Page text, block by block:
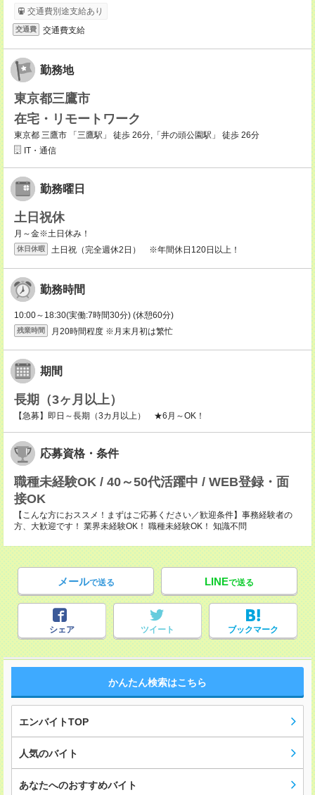
交通費別途支給あり
交通費 交通費支給
勤務地
東京都三鷹市
在宅・リモートワーク
東京都 三鷹市 「三鷹駅」 徒歩 26分,「井の頭公園駅」 徒歩 26分
IT・通信
勤務曜日
土日祝休
月～金※土日休み！
休日休暇 土日祝（完全週休2日） ※年間休日120日以上！
勤務時間
10:00～18:30(実働:7時間30分) (休憩60分)
残業時間 月20時間程度 ※月末月初は繁忙
期間
長期（3ヶ月以上）
【急募】即日～長期（3カ月以上） ★6月～OK！
応募資格・条件
職種未経験OK / 40～50代活躍中 / WEB登録・面
接OK
【こんな方におススメ！まずはご応募ください／歓迎条件】事務経験者の
方、大歓迎です！ 業界未経験OK！ 職種未経験OK！ 知識不問
メールで送る LINEで送る
シェア ツイート ブックマーク
かんたん検索はこちら
エンバイトTOP
人気のバイト
あなたへのおすすめバイト